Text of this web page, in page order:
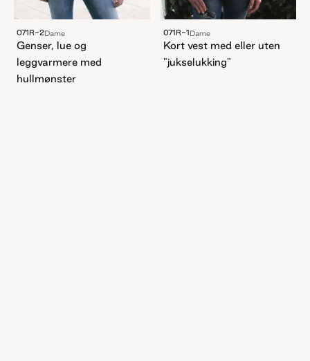
071R-2Dame
Genser, lue og
leggvarmere med
hullmønster
071R-1 Dame
Kort vest med eller uten
"jukselukking"